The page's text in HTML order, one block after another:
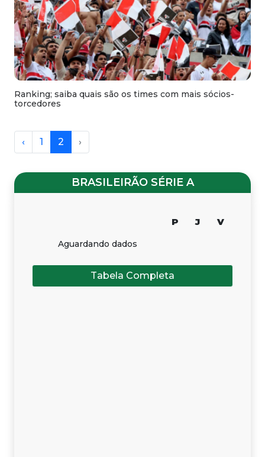
Ranking; saiba quais são os times com mais sócios-
torcedores
‹ 1 2 ›
BRASILEIRÃO SÉRIE A
P J V
Aguardando dados
Tabela Completa